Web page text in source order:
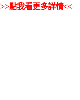
>>點我看更多詳情<<